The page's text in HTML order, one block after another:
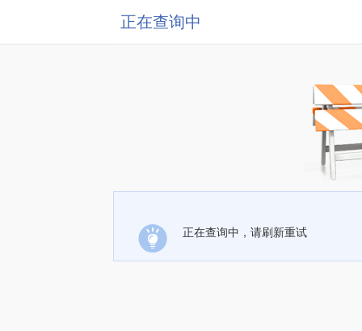
正在查询中
正在查询中，请刷新重试